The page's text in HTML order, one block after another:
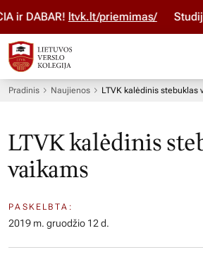
DABAR!ltvk.lt/priemimas/
Pradinis Naujienos LTVK kalėdinis stebuklas
LTVK kalėdinis
vaikams
PASKELBTA:
2019 m. gruodžio 12 d.